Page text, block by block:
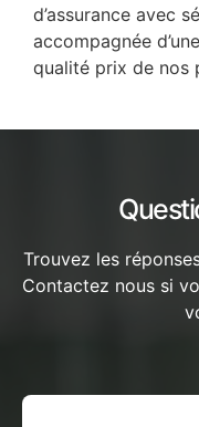
d’assurance avec
accompagnée
qualité prix de nos
Trouvez les
Contactez nous si